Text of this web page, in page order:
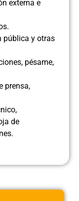
externa e
pública y otras
pésame,
prensa,
de